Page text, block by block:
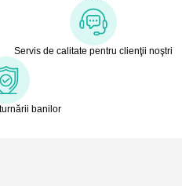
Servis de calitate pentru clienţii noştri
banilor